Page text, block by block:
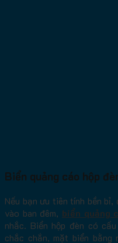
Biển quảng cáo hộp
Nếu bạn ưu tiên tính bền
vào ban đêm, biển quảng
nhắc. Biển hộp đèn có
chắc chắn, mặt biển bằng